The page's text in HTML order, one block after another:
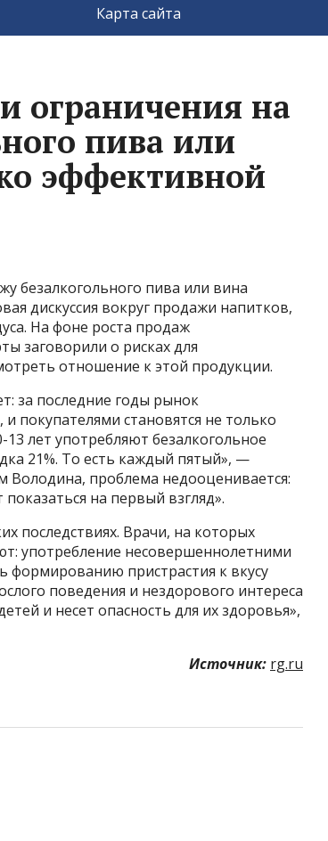
Карта сайта
ограничения на
пива или
эффективной
безалкогольного пива или вина
дискуссия вокруг продажи напитков,
На фоне роста продаж
заговорили о рисках для
отношение к этой продукции.
за последние годы рынок
покупателями становятся не только
лет употребляют безалкогольное
21%. То есть каждый пятый», —
Володина, проблема недооценивается:
на первый взгляд».
последствиях. Врачи, на которых
употребление несовершеннолетними
формированию пристрастия к вкусу
поведения и нездорового интереса
и несет опасность для их здоровья»,
Источник: rg.ru